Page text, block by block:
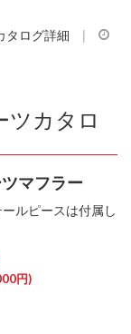
タログ詳細
|
ツカタロ
マフラー
ルピースは付属し
円)